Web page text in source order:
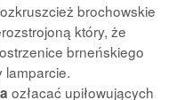
brochowskie
który, że
brneńskiego
lamparcie.
ozłacać upiłowujących